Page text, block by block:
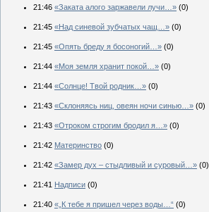
21:46 «Заката алого заржавели лучи…» (0)
21:45 «Над синевой зубчатых чащ…» (0)
21:45 «Опять бреду я босоногий…» (0)
21:44 «Моя земля хранит покой…» (0)
21:44 «Солнце! Твой родник…» (0)
21:43 «Склоняясь ниц, овеян ночи синью…» (0)
21:43 «Отроком строгим бродил я…» (0)
21:42 Материнство (0)
21:42 «Замер дух – стыдливый и суровый…» (0)
21:41 Надписи (0)
21:40 «„К тебе я пришел через воды…“ (0)